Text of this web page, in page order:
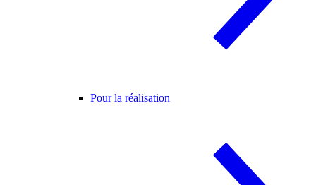
Pour la réalisation